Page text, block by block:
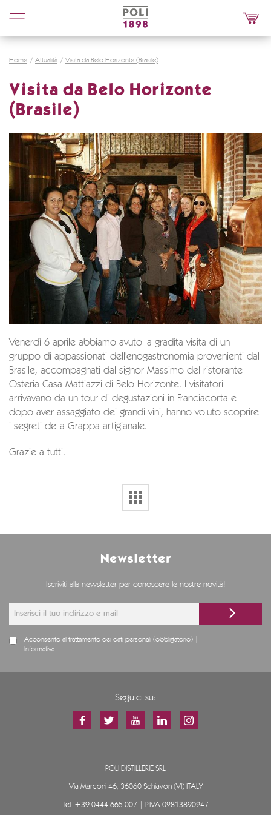
Poli
Distillerie
Home Attualità Visita da Belo Horizonte (Brasile)
Visita da Belo Horizonte
(Brasile)
Venerdì 6 aprile abbiamo avuto la gradita visita di un
gruppo di appassionati dell'enogastronomia provenienti dal
Brasile, accompagnati dal signor Massimo del ristorante
Osteria Casa Mattiazzi di Belo Horizonte. I visitatori
arrivavano da un tour di degustazioni in Franciacorta e
dopo aver assaggiato dei grandi vini, hanno voluto scoprire
i segreti della Grappa artigianale.
Grazie a tutti.
Newsletter
Iscriviti alla newsletter per conoscere le nostre novità!
Acconsento al trattamento dei dati personali (obbligatorio) |
Informativa
Seguici su:
POLI DISTILLERIE SRL
Via Marconi 46, 36060 Schiavon (VI) ITALY
Tel. +39 0444 665 007 | P.IVA 02813890247